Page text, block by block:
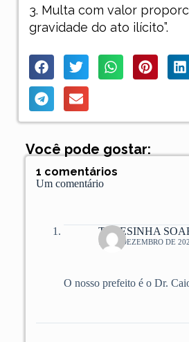
3. Multa com valor
gravidade do ato ilícito”.
Você pode gostar:
1 comentários
Um comentário
TERESINHA
12 DE DEZEMBRO DE
O nosso prefeito é o Dr.